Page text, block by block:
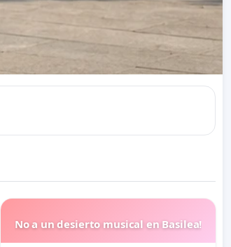
No a un desierto musical en Basilea!